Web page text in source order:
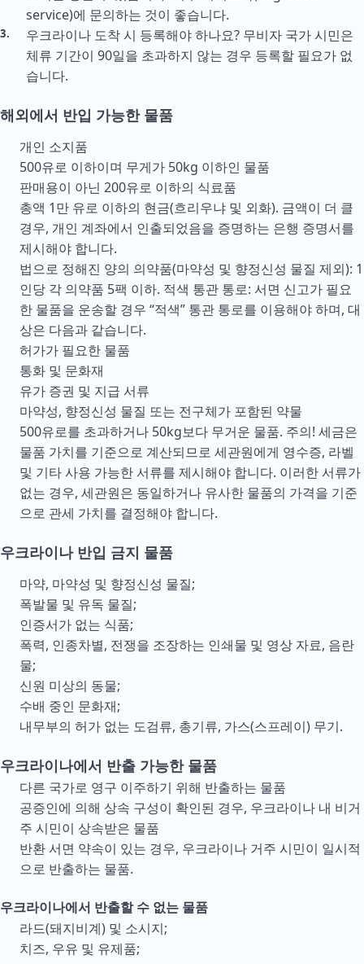
service)에 문의하는 것이 좋습니다.
우크라이나 도착 시 등록해야 하나요? 무비자 국가 시민은
체류 기간이 90일을 초과하지 않는 경우 등록할 필요가 없
습니다.
해외에서 반입 가능한 물품
개인 소지품
500유로 이하이며 무게가 50kg 이하인 물품
판매용이 아닌 200유로 이하의 식료품
총액 1만 유로 이하의 현금(흐리우냐 및 외화). 금액이 더 클
경우, 개인 계좌에서 인출되었음을 증명하는 은행 증명서를
제시해야 합니다.
법으로 정해진 양의 의약품(마약성 및 향정신성 물질 제외): 1
인당 각 의약품 5팩 이하. 적색 통관 통로: 서면 신고가 필요
한 물품을 운송할 경우 “적색” 통관 통로를 이용해야 하며, 대
상은 다음과 같습니다.
허가가 필요한 물품
통화 및 문화재
유가 증권 및 지급 서류
마약성, 향정신성 물질 또는 전구체가 포함된 약물
500유로를 초과하거나 50kg보다 무거운 물품. 주의! 세금은
물품 가치를 기준으로 계산되므로 세관원에게 영수증, 라벨
및 기타 사용 가능한 서류를 제시해야 합니다. 이러한 서류가
없는 경우, 세관원은 동일하거나 유사한 물품의 가격을 기준
으로 관세 가치를 결정해야 합니다.
우크라이나 반입 금지 물품
마약, 마약성 및 향정신성 물질;
폭발물 및 유독 물질;
인증서가 없는 식품;
폭력, 인종차별, 전쟁을 조장하는 인쇄물 및 영상 자료, 음란
물;
신원 미상의 동물;
수배 중인 문화재;
내무부의 허가 없는 도검류, 총기류, 가스(스프레이) 무기.
우크라이나에서 반출 가능한 물품
다른 국가로 영구 이주하기 위해 반출하는 물품
공증인에 의해 상속 구성이 확인된 경우, 우크라이나 내 비거
주 시민이 상속받은 물품
반환 서면 약속이 있는 경우, 우크라이나 거주 시민이 일시적
으로 반출하는 물품.
우크라이나에서 반출할 수 없는 물품
라드(돼지비계) 및 소시지;
치즈, 우유 및 유제품;